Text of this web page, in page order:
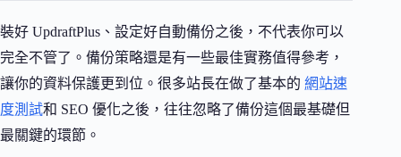
裝好 UpdraftPlus、設定好自動備份之後，不代表你可以
完全不管了。備份策略還是有一些最佳實務值得參考，
讓你的資料保護更到位。很多站長在做了基本的 網站速
度測試和 SEO 優化之後，往往忽略了備份這個最基礎但
最關鍵的環節。